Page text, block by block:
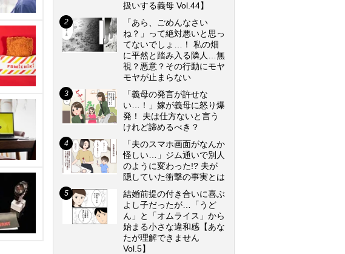
扱いする義母 Vol.44】
「あら、ごめんなさい
ね？」って絶対悪いと思っ
てないでしょ…！ 私の畑
に平然と踏み入る隣人…無
視？悪意？その行動にモヤ
モヤが止まらない
「義母の発言が許せな
い…！」嫁が義母に怒り爆
発！ 夫は仕方ないと言う
けれど諦めるべき？
「夫のスマホ画面がなんか
怪しい…」ジム通いで別人
のように変わった!? 夫が
隠していた衝撃の事実とは
結婚前提の付き合いに喜ぶ
よし子だったが…「うど
ん」と「オムライス」から
始まる小さな違和感【あな
たが理解できません
Vol.5】